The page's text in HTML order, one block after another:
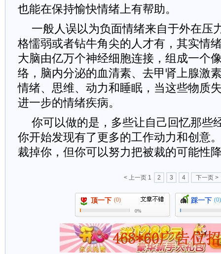
也能在保持愉快情绪上有帮助。
一般人误以为负面情绪来自于外在压
格懦弱或者钻牛角尖的人才有，其实情
大脑由亿万个神经细胞连接，组成一个
络，脑内分泌的血清素、去甲肾上腺激
情绪、思维、动力和睡眠，当这些物质
进一步的情绪疾病。
你可以做的是，多些让自己回忆那些
你开始发现有了更多的工作动力和创意
裁掉你，但你可以努力把被裁的可能性
< 上一页 1 2 3 4 下一页 >
顶一下 (0)
0%
踩一下 (0)